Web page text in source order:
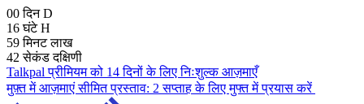
00 दिनD
16 घंटेH
59 मिनटलाख
41 सेकंडदक्षिणी
Talkpal प्रीमियम को 14 दिनों के लिए निःशुल्क आज़माएँ
मुफ़्त में आज़माएंसीमित प्रस्ताव: 2 सप्ताह के लिए मुफ्त में प्रयास करें